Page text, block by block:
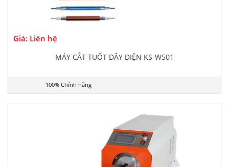
Giá: Liên hệ
MÁY CẮT TUỐT DÂY ĐIỆN KS-W501
100% Chính hãng